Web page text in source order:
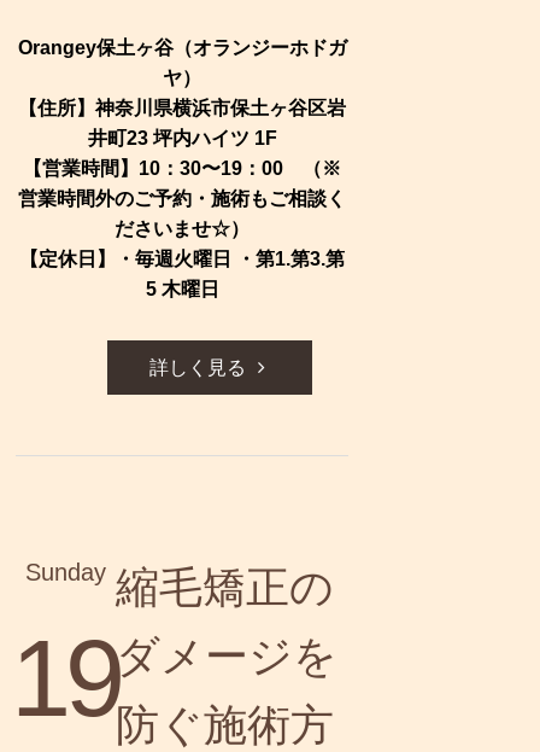
Orangey保土ヶ谷（オランジーホドガ
ヤ）
【住所】神奈川県横浜市保土ヶ谷区岩
井町23 坪内ハイツ 1F
【営業時間】10：30〜19：00 （※
営業時間外のご予約・施術もご相談く
ださいませ☆）
【定休日】・毎週火曜日 ・第1.第3.第
5 木曜日
詳しく見る
Sunday
19
縮毛矯正の
ダメージを
防ぐ施術方